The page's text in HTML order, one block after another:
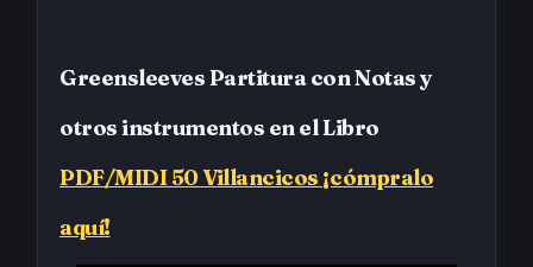
Greensleeves Partitura con Notas y
otros instrumentos en el Libro
PDF/MIDI 50 Villancicos ¡cómpralo
aquí!